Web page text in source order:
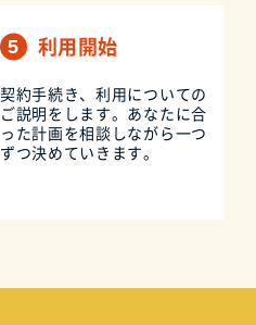
利用開始
契約手続き、利用についての
ご説明をします。あなたに合
った計画を相談しながら一つ
ずつ決めていきます。